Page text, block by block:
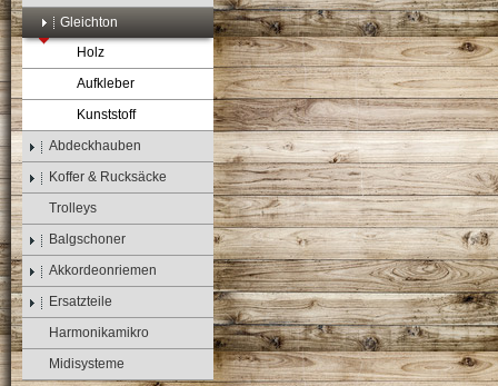
Gleichton
Holz
Aufkleber
Kunststoff
Abdeckhauben
Koffer & Rucksäcke
Trolleys
Balgschoner
Akkordeonriemen
Ersatzteile
Harmonikamikro
Midisysteme